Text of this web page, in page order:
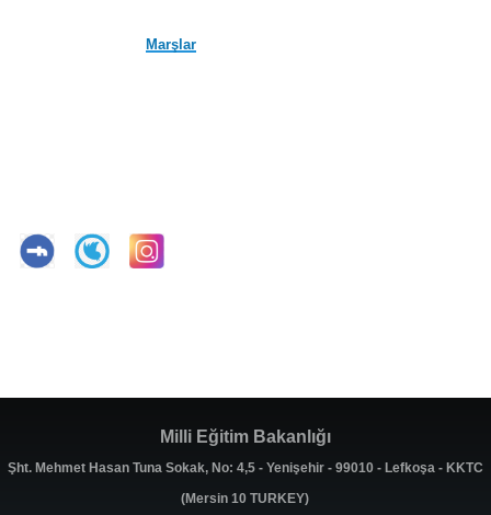
Marşlar
Milli Eğitim Bakanlığı
Şht. Mehmet Hasan Tuna Sokak, No: 4,5 - Yenişehir - 99010 - Lefkoşa - KKTC
(Mersin 10 TURKEY)